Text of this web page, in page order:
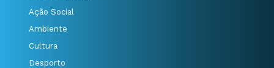
Ação Social
Ambiente
Cultura
Desporto